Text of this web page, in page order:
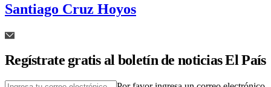
Santiago Cruz Hoyos
Regístrate gratis al boletín de noticias El País